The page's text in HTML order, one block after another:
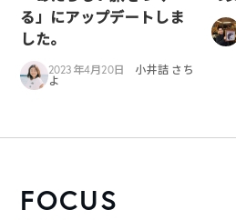
る」にアップデートしま
した。
2023年4月20日
小井詰 さち
よ
FOCUS